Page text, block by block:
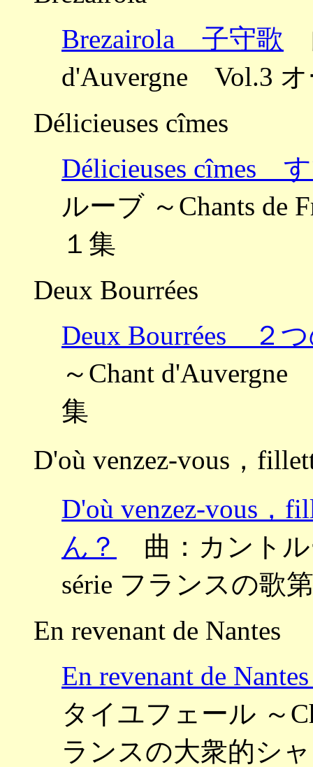
Brezairola 子守歌
d'Auvergne Vol.3
Délicieuses cîmes
Délicieuses cîmes
ルーブ ～Chants de
１集
Deux Bourrées
Deux Bourrées ２
～Chant
集
D'où venzez-vous，
D'où venzez-vous
ん？
曲：カントル
série フランスの歌
En revenant de Nantes
En revenant de
タイユフェール ～
ランスの大衆的シ